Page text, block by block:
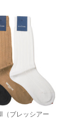
（ブレッシアー